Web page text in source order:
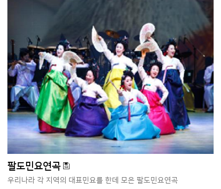
팔도민요연곡
우리나라 각 지역의 대표민요를 한데 모은 팔도민요연곡